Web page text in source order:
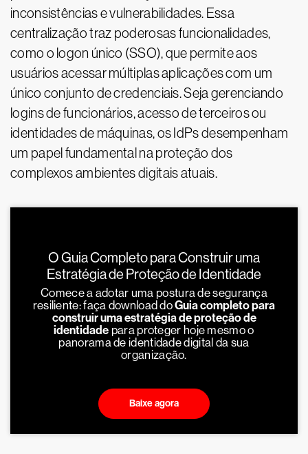
inconsistências e vulnerabilidades. Essa
centralização traz poderosas funcionalidades,
como o logon único (SSO), que permite aos
usuários acessar múltiplas aplicações com um
único conjunto de credenciais. Seja gerenciando
logins de funcionários, acesso de terceiros ou
identidades de máquinas, os IdPs desempenham
um papel fundamental na proteção dos
complexos ambientes digitais atuais.
O Guia Completo para Construir uma
Estratégia de Proteção de Identidade
Comece a adotar uma postura de segurança
resiliente: faça download doGuia completo para
construir uma estratégia de proteção de
identidade para proteger hoje mesmo o
panorama de identidade digital da sua
organização.
Baixe agora